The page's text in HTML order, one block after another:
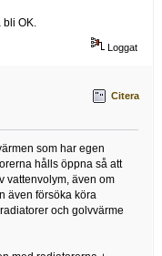
bli OK.
Loggat
Citera
som har egen
hålls öppna så att
vattenvolym, även om
även försöka köra
och golvvärme